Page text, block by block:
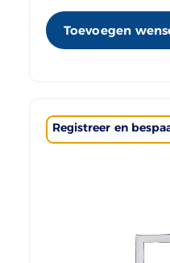
Toevoegen
Registreer en